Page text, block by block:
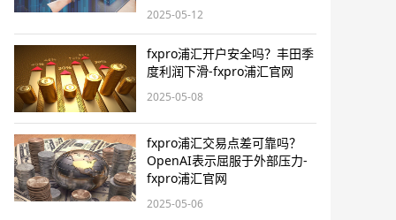
2025-05-12
fxpro浦汇开户安全吗？丰田季
度利润下滑-fxpro浦汇官网
2025-05-08
fxpro浦汇交易点差可靠吗？
OpenAI表示屈服于外部压力-
fxpro浦汇官网
2025-05-06